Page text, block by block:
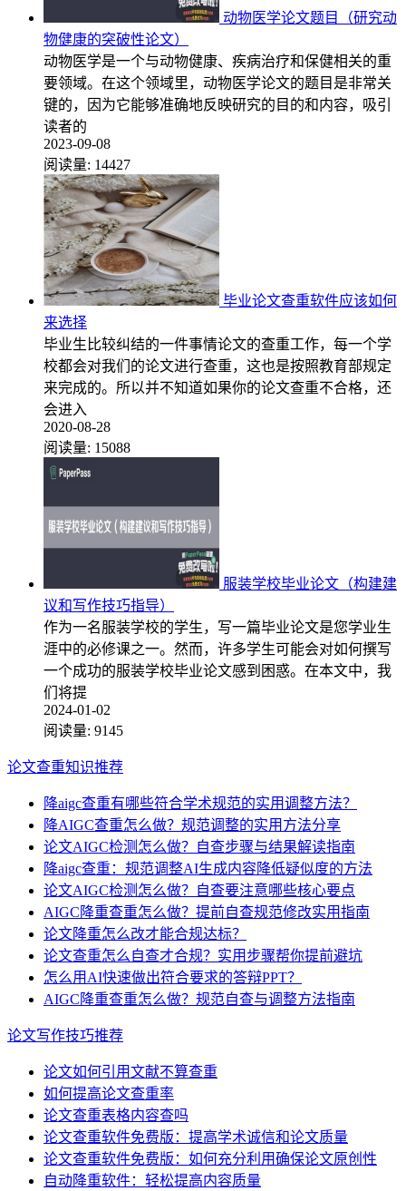
动物医学论文题目（研究动
物健康的突破性论文）
动物医学是一个与动物健康、疾病治疗和保健相关的重
要领域。在这个领域里，动物医学论文的题目是非常关
键的，因为它能够准确地反映研究的目的和内容，吸引
读者的
2023-09-08
阅读量: 14427
毕业论文查重软件应该如何
来选择
毕业生比较纠结的一件事情论文的查重工作，每一个学
校都会对我们的论文进行查重，这也是按照教育部规定
来完成的。所以并不知道如果你的论文查重不合格，还
会进入
2020-08-28
阅读量: 15088
服装学校毕业论文（构建建
议和写作技巧指导）
作为一名服装学校的学生，写一篇毕业论文是您学业生
涯中的必修课之一。然而，许多学生可能会对如何撰写
一个成功的服装学校毕业论文感到困惑。在本文中，我
们将提
2024-01-02
阅读量: 9145
论文查重知识推荐
降aigc查重有哪些符合学术规范的实用调整方法？
降AIGC查重怎么做？规范调整的实用方法分享
论文AIGC检测怎么做？自查步骤与结果解读指南
降aigc查重：规范调整AI生成内容降低疑似度的方法
论文AIGC检测怎么做？自查要注意哪些核心要点
AIGC降重查重怎么做？提前自查规范修改实用指南
论文降重怎么改才能合规达标？
论文查重怎么自查才合规？实用步骤帮你提前避坑
怎么用AI快速做出符合要求的答辩PPT？
AIGC降重查重怎么做？规范自查与调整方法指南
论文写作技巧推荐
论文如何引用文献不算查重
如何提高论文查重率
论文查重表格内容查吗
论文查重软件免费版：提高学术诚信和论文质量
论文查重软件免费版：如何充分利用确保论文原创性
自动降重软件：轻松提高内容质量